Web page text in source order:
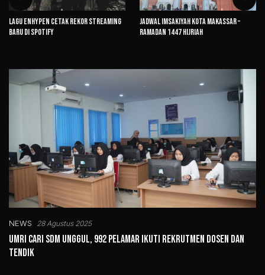
Lagu ENHYPEN Cetak Rekor Streaming
Baru di Spotify
Jadwal Imsakiyah Kota Makassar –
Ramadan 1447 Hijriah
NEWS 28 Agustus 2025
UMRI Cari SDM Unggul, 992 Pelamar Ikuti Rekrutmen Dosen dan
Tendik